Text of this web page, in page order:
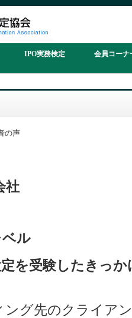
IPO実務検定 会員コーナ
の声
社
ル
受験したきっか
グ先のクライア